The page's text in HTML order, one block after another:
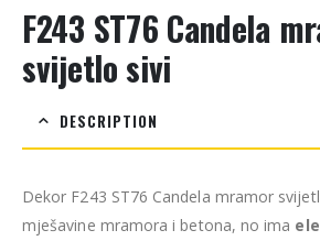
F243 ST76 Candela
svijetlo sivi
DESCRIPTION
Dekor F243 ST76 Candela mramor
mješavine mramora i betona, no ima